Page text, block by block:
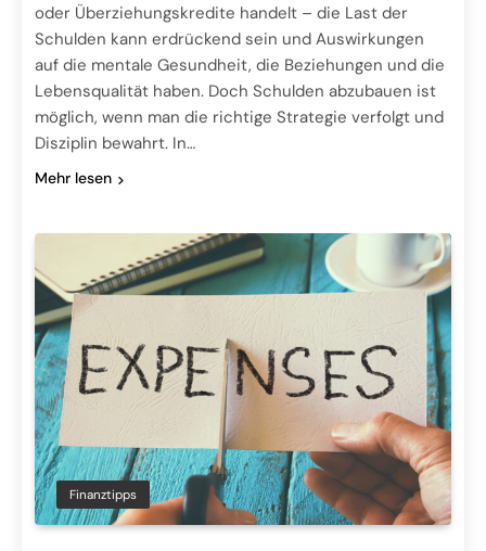
oder Überziehungskredite handelt – die Last der
Schulden kann erdrückend sein und Auswirkungen
auf die mentale Gesundheit, die Beziehungen und die
Lebensqualität haben. Doch Schulden abzubauen ist
möglich, wenn man die richtige Strategie verfolgt und
Disziplin bewahrt. In…
Mehr lesen
Finanztipps